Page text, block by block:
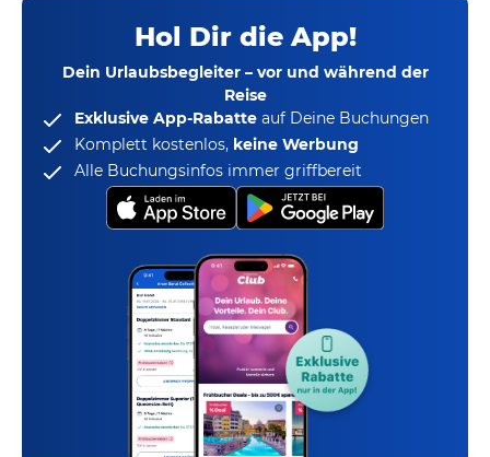
Hol Dir die App!
Dein Urlaubsbegleiter – vor und während der
Reise
Exklusive App-Rabatte auf Deine Buchungen
Komplett kostenlos, keine Werbung
Alle Buchungsinfos immer griffbereit